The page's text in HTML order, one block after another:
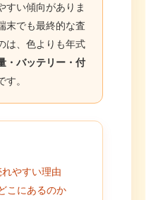
すい傾向がありま
末でも最終的な査
は、色よりも年式
・バッテリー・付
す。
やすい理由
こにあるのか